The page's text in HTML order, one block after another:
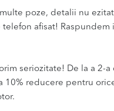
poze, detalii nu
telefon afisat! Raspundem
seriozitate! De la a 2-a
10% reducere pentru